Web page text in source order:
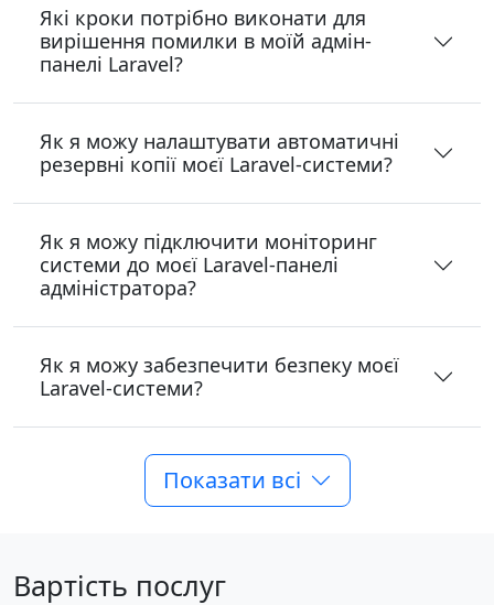
Які кроки потрібно виконати для
вирішення помилки в моїй адмін-
панелі Laravel?
Як я можу налаштувати автоматичні
резервні копії моєї Laravel-системи?
Як я можу підключити моніторинг
системи до моєї Laravel-панелі
адміністратора?
Як я можу забезпечити безпеку моєї
Laravel-системи?
Показати всі
Вартість послуг